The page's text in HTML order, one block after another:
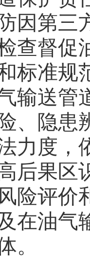
因第三
查督促
标准规
输送管
、隐患
力度，
后果区
险评价
在油气
。